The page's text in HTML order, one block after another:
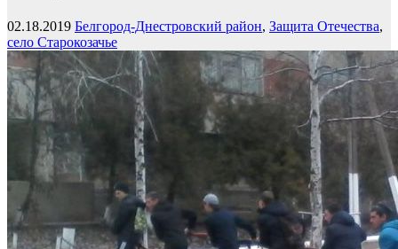
02.18.2019 Белгород-Днестровский район, Защита Отечества,
село Старокозачье